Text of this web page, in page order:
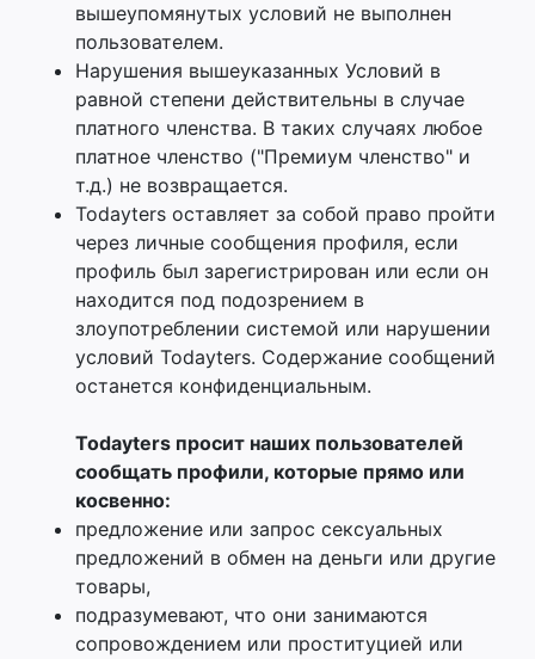
вышеупомянутых условий не выполнен
пользователем.
Нарушения вышеуказанных Условий в
равной степени действительны в случае
платного членства. В таких случаях любое
платное членство ("Премиум членство" и
т.д.) не возвращается.
Todayters оставляет за собой право пройти
через личные сообщения профиля, если
профиль был зарегистрирован или если он
находится под подозрением в
злоупотреблении системой или нарушении
условий Todayters. Содержание сообщений
останется конфиденциальным.
Todayters просит наших пользователей
сообщать профили, которые прямо или
косвенно:
предложение или запрос сексуальных
предложений в обмен на деньги или другие
товары,
подразумевают, что они занимаются
сопровождением или проституцией или